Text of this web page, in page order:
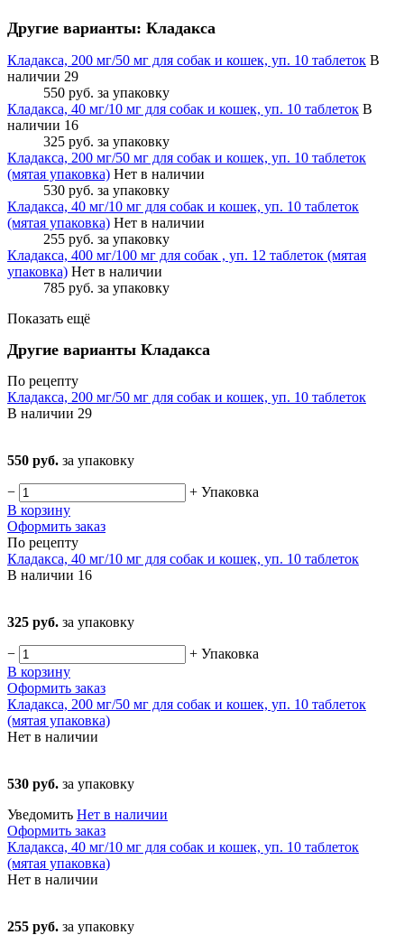
Другие варианты: Кладакса
Кладакса, 200 мг/50 мг для собак и кошек, уп. 10 таблеток В
наличии 29
550 руб. за упаковку
Кладакса, 40 мг/10 мг для собак и кошек, уп. 10 таблеток В
наличии 16
325 руб. за упаковку
Кладакса, 200 мг/50 мг для собак и кошек, уп. 10 таблеток
(мятая упаковка) Нет в наличии
530 руб. за упаковку
Кладакса, 40 мг/10 мг для собак и кошек, уп. 10 таблеток
(мятая упаковка) Нет в наличии
255 руб. за упаковку
Кладакса, 400 мг/100 мг для собак , уп. 12 таблеток (мятая
упаковка) Нет в наличии
785 руб. за упаковку
Показать ещё
Другие варианты Кладакса
По рецепту
Кладакса, 200 мг/50 мг для собак и кошек, уп. 10 таблеток
В наличии 29
550 руб. за упаковку
− + Упаковка
В корзину
Оформить заказ
По рецепту
Кладакса, 40 мг/10 мг для собак и кошек, уп. 10 таблеток
В наличии 16
325 руб. за упаковку
− + Упаковка
В корзину
Оформить заказ
Кладакса, 200 мг/50 мг для собак и кошек, уп. 10 таблеток
(мятая упаковка)
Нет в наличии
530 руб. за упаковку
Уведомить Нет в наличии
Оформить заказ
Кладакса, 40 мг/10 мг для собак и кошек, уп. 10 таблеток
(мятая упаковка)
Нет в наличии
255 руб. за упаковку